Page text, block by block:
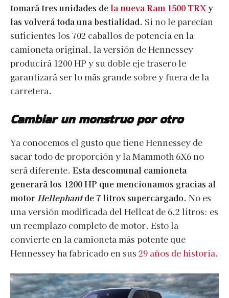
tomará tres unidades de la nueva Ram 1500 TRXy
las volverá toda una bestialidad. Si no le parecían
suficientes los 702 caballos de potencia en la
camioneta original, la versión de Hennessey
producirá 1200 HP y su doble eje trasero le
garantizará ser lo más grande sobre y fuera de la
carretera.
Cambiar un monstruo por otro
Ya conocemos el gusto que tiene Hennessey de
sacar todo de proporción y la Mammoth 6X6 no
será diferente. Esta descomunal camioneta
generará los 1200 HP que mencionamos gracias al
motorHellephant de 7 litros supercargado. No es
una versión modificada del Hellcat de 6,2 litros: es
un reemplazo completo de motor. Esto la
convierte en la camioneta más potente que
Hennessey ha fabricado en sus 29 años de historia.